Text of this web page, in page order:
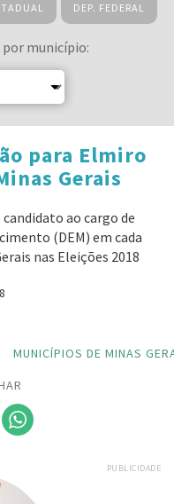
DEP. FEDERAL
município:
para Elmiro
Gerais
ao cargo de
(DEM) em cada
nas Eleições 2018
MUNICÍPIOS DE MINAS
PUBLICIDADE